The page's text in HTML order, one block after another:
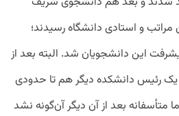
مراتب و استادی دانشگاه رسیدند؛
این دانشجویان شد. البته بعد از
یک رئیس دانشکده دیگر هم تا حدودی
متأسفانه بعد از آن دیگر آن‌گونه نشد